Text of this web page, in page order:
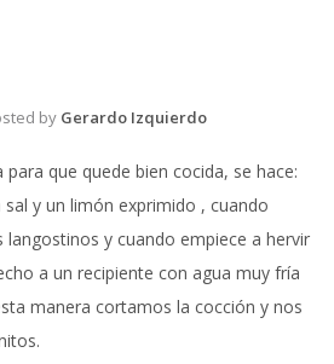
by Gerardo Izquierdo
que quede bien cocida, se hace:
y un limón exprimido , cuando
langostinos y cuando empiece a hervir
a un recipiente con agua muy fría
manera cortamos la cocción y nos